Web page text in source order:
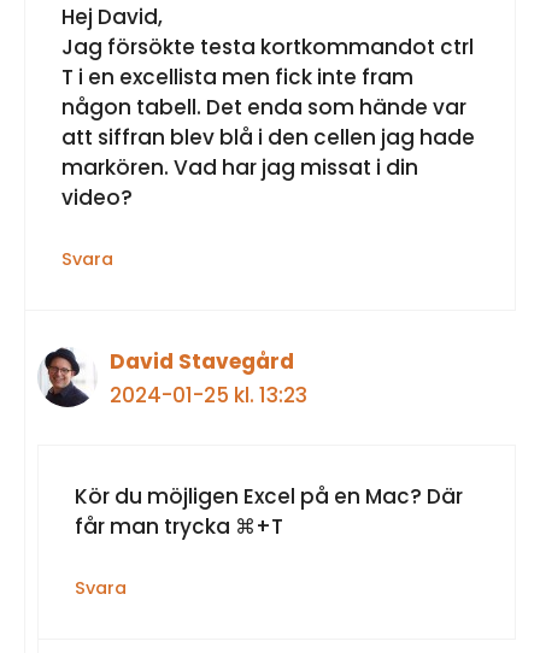
Hej David,
Jag försökte testa kortkommandot ctrl
T i en excellista men fick inte fram
någon tabell. Det enda som hände var
att siffran blev blå i den cellen jag hade
markören. Vad har jag missat i din
video?
Svara
David Stavegård
2024-01-25 kl. 13:23
Kör du möjligen Excel på en Mac? Där
får man trycka ⌘+T
Svara